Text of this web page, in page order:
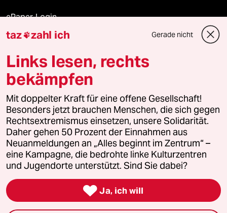
ePaper Login
Downloads für Abonnierende
© 2026 taz Verlags und Vertriebs GmbH
Alle Rechte vorbehalten. Bei rechtlichen Fragen oder für Genehmigungen
wenden Sie sich bitte an
lizenzen@taz.de
Feedback Redaktionsstatut Kommune-Richtlinien
Leitlinie Informant Datenschutz Impressum AGB
Seitenwende Einwilligungen widerrufen (Ads)
taz zahl ich Gerade nicht
Links lesen, rechts
bekämpfen
Mit doppelter Kraft für eine offene Gesellschaft!
Besonders jetzt brauchen Menschen, die sich gegen
Rechtsextremismus einsetzen, unsere Solidarität.
Daher gehen 50 Prozent der Einnahmen aus
Neuanmeldungen an „Alles beginnt im Zentrum“ –
eine Kampagne, die bedrohte linke Kulturzentren
und Jugendorte unterstützt. Sind Sie dabei?
 Ja, ich will